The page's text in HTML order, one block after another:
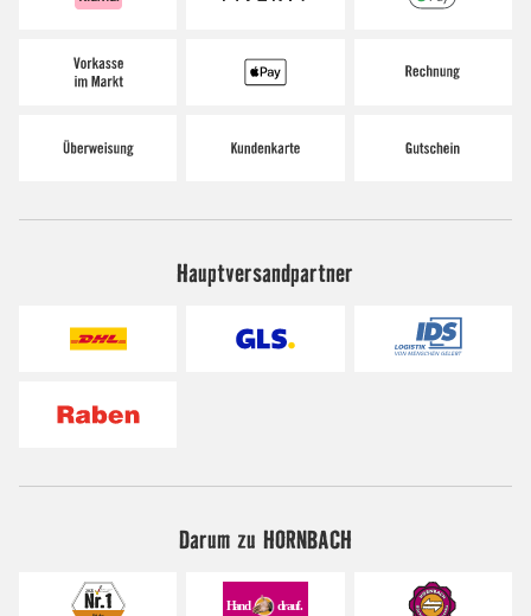
Hauptversandpartner
Darum zu HORNBACH